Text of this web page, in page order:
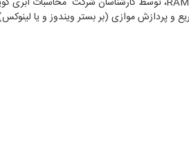
و پردازش موازی (بر بستر ویندوز و یا